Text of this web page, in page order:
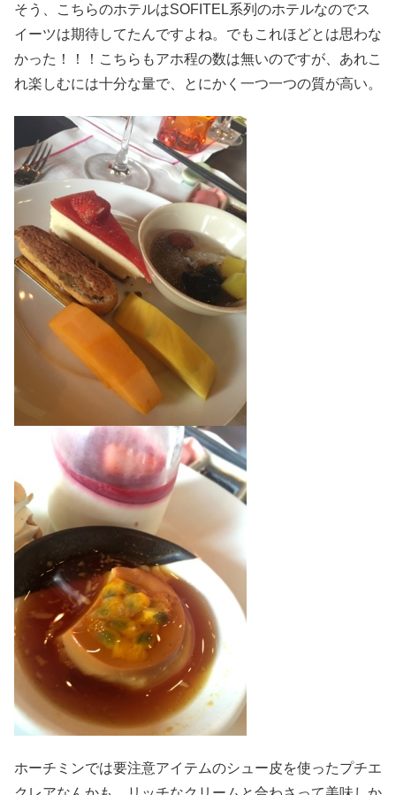
そう、こちらのホテルはSOFITEL系列のホテルなのでス
イーツは期待してたんですよね。でもこれほどとは思わな
かった！！！こちらもアホ程の数は無いのですが、あれこ
れ楽しむには十分な量で、とにかく一つ一つの質が高い。
ホーチミンでは要注意アイテムのシュー皮を使ったプチエ